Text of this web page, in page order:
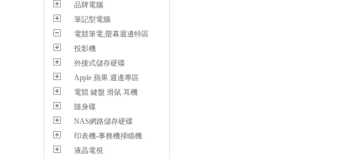
品牌電腦
筆記型電腦
電競筆電,螢幕週邊特區
投影機
外接式儲存硬碟
Apple 蘋果 週邊專區
電競 鍵盤 滑鼠 耳機
隨身碟
NAS網路儲存硬碟
印表機-事務機掃瞄機
液晶電視